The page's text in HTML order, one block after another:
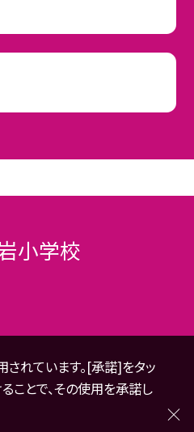
小学校
されています。[承諾]をタッ
ことで、その使用を承諾し